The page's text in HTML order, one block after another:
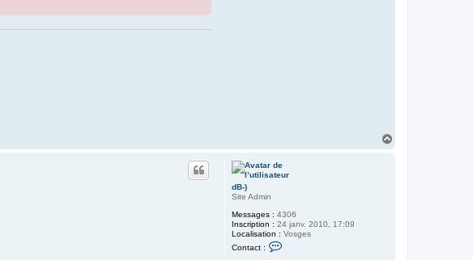
dB-)
Site Admin
Messages : 4306
Inscription : 24 janv. 2010, 17:09
Localisation : Vosges
Contact :